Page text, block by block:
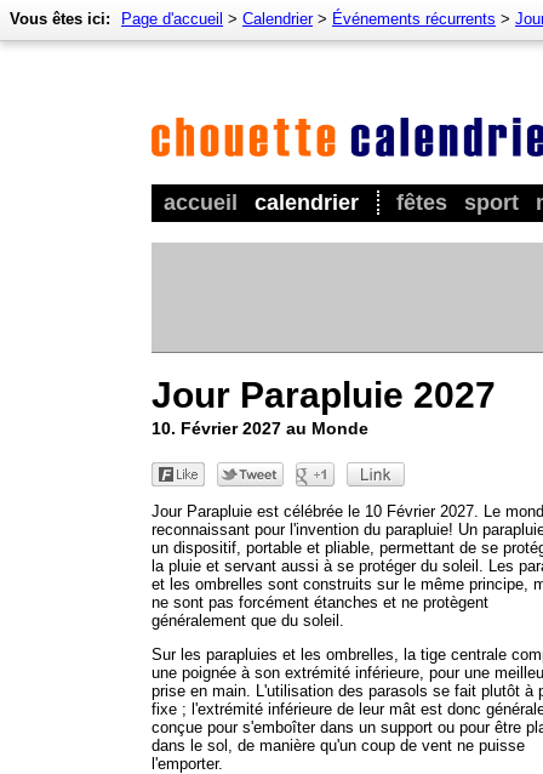
accueil calendrier fêtes sport
Vous êtes ici: Page d'accueil > Calendrier> Événements récurrents >
Jour Parapluie 2027
10. Février 2027 au Monde
Jour Parapluie est célébrée le 10 Février 2027. Le
reconnaissant pour l'invention du parapluie! Un
un dispositif, portable et pliable, permettant de se
la pluie et servant aussi à se protéger du soleil. Les
et les ombrelles sont construits sur le même principe,
ne sont pas forcément étanches et ne protègent
généralement que du soleil.
Sur les parapluies et les ombrelles, la tige centrale
une poignée à son extrémité inférieure, pour une
prise en main. L'utilisation des parasols se fait plutôt à
fixe ; l'extrémité inférieure de leur mât est donc
conçue pour s'emboîter dans un support ou pour être
dans le sol, de manière qu'un coup de vent ne puisse
l'emporter.